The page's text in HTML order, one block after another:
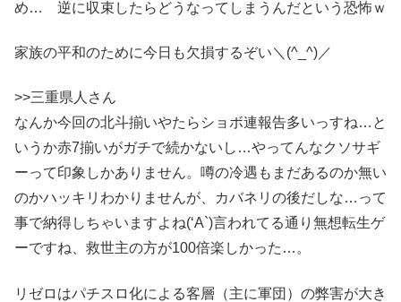
め… 逆に収束したらどうなってしまうんだという恐怖ｗ
家族の平和のために今日も欠損するぞい＼(^_^)／
>>三重県人さん
なんか今回の北斗揃いやたらショボ連報告多いっすね…と
いうか赤7揃いがガチで続かないし…やってんなクソサギ
ーって印象しかありません。噂の冷遇もまだあるのか無い
のかハッキリわかりませんが、カバネリの後だしな…って
事で納得しちゃいますよね(‘A`)言われてる通り無想転生ゲ
ーですね、救世主の方が100倍楽しかった…。
リゼロはパチスロ化による客層（主に軍団）の弊害が大き